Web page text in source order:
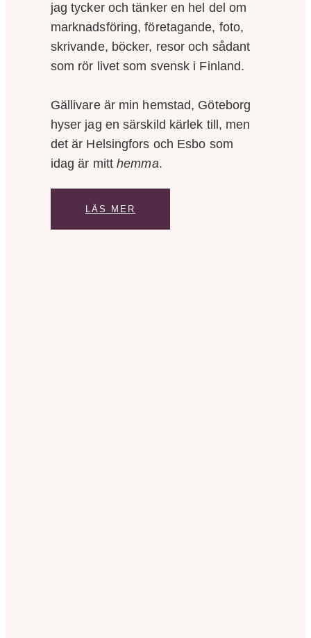
jag tycker och tänker en hel del om
marknadsföring, företagande, foto,
skrivande, böcker, resor och sådant
som rör livet som svensk i Finland.
Gällivare är min hemstad, Göteborg
hyser jag en särskild kärlek till, men
det är Helsingfors och Esbo som
idag är mitthemma.
LÄS MER